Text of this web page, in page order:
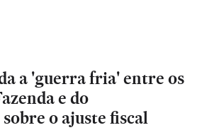
a 'guerra fria' entre os
e do
o ajuste fiscal